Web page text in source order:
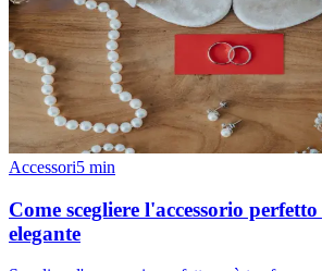
Accessori5 min
Come scegliere l'accessorio
elegante